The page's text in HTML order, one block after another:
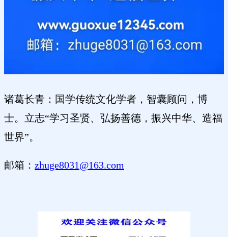
诸葛长青：国学传统文化学者，智囊顾问，博
士。立志“学习圣贤、弘扬善德，振兴中华、造福
世界”。
邮箱： zhuge8031@163.com